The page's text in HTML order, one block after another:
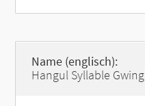
Name (englisch):
Hangul Syllable Gwing